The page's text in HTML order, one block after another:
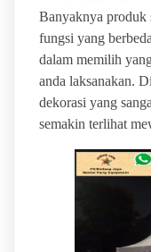
Banyaknya produk
fungsi yang
dalam memilih
anda laksanakan.
dekorasi yang
semakin terlihat